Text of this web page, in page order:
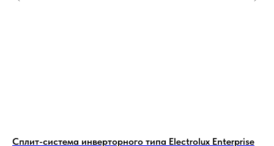
Сплит-система инверторного типа Electrolux Enterprise